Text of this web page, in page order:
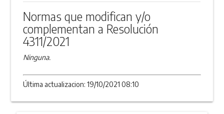
Normas que modifican y/o
complementan a Resolución
4311/2021
Ninguna.
Última actualizacion: 19/10/2021 08:10